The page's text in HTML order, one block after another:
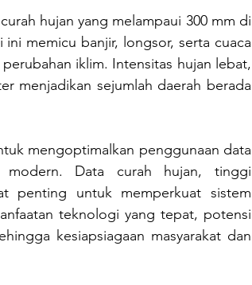
memicu banjir, longsor, serta cuaca
iklim. Intensitas hujan lebat,
menjadikan sejumlah daerah berada
modern. Data curah hujan, tinggi
penting untuk memperkuat sistem
teknologi yang tepat, potensi
kesiapsiagaan masyarakat dan